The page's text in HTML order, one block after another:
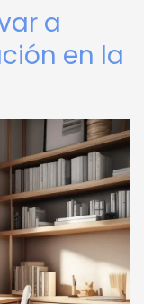
a
en la